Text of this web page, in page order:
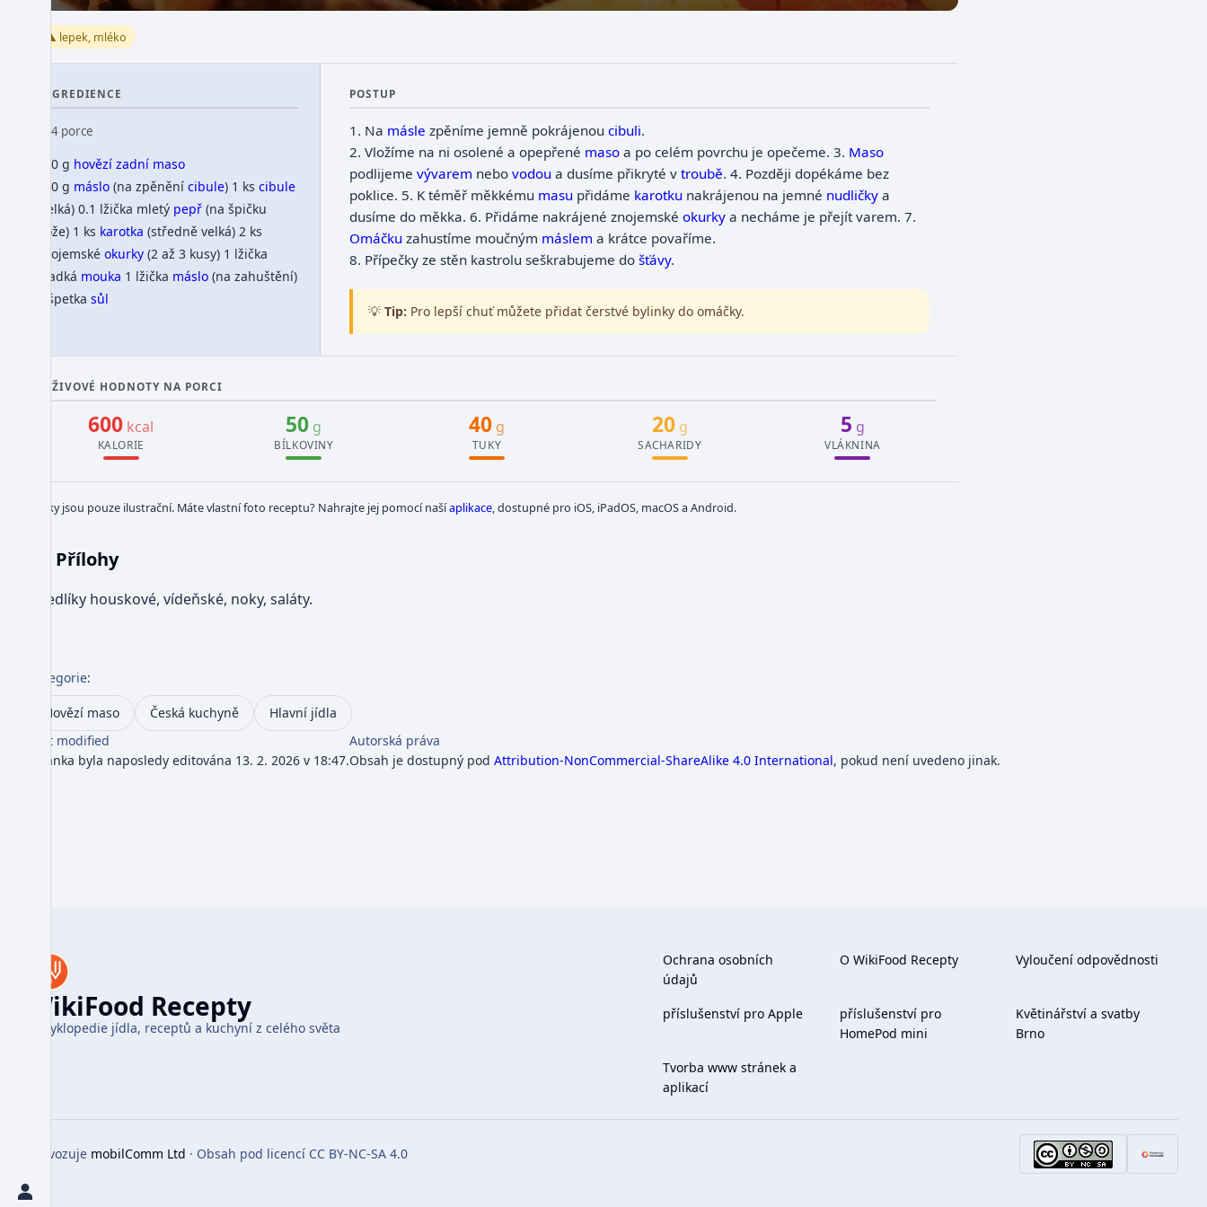
Toggle preferences menu
Toggle personal menu
⚠️ lepek, mléko
INGREDIENCE
👥 4 porce
750 g hovězí zadní maso
100 g máslo(na zpěnění cibule) 1 ks cibule
(velká) 0.1 lžička mletý pepř(na špičku
nože) 1 ks karotka (středně velká) 2 ks
znojemské okurky(2 až 3 kusy) 1 lžička
hladká mouka 1 lžička máslo(na zahuštění)
1 špetka sůl
POSTUP
1. Na másle zpěníme jemně pokrájenou cibuli.
2. Vložíme na ni osolené a opepřené masoa po celém povrchu je opečeme. 3. Maso
podlijeme vývarem nebo vodou a dusíme přikryté v troubě. 4. Později dopékáme bez
poklice. 5. K téměř měkkému masu přidáme karotku nakrájenou na jemné nudličkya
dusíme do měkka. 6. Přidáme nakrájené znojemské okurkya necháme je přejít varem. 7.
Omáčku zahustíme moučným máslem a krátce povaříme.
8. Přípečky ze stěn kastrolu seškrabujeme do šťávy.
💡Tip: Pro lepší chuť můžete přidat čerstvé bylinky do omáčky.
VÝŽIVOVÉ HODNOTY NA PORCI
600 kcal
KALORIE
50 g
BÍLKOVINY
40g
TUKY
20g
SACHARIDY
5 g
VLÁKNINA
Obrázky jsou pouze ilustrační. Máte vlastní foto receptu? Nahrajte jej pomocí našíaplikace, dostupné pro iOS, iPadOS, macOS a Android.
Přílohy
Knedlíky houskové, vídeňské, noky, saláty.
Kategorie:
Hovězí maso Česká kuchyně
Hlavní jídla
Last modified
Stránka byla naposledy editována 13. 2. 2026 v 18:47.
Autorská práva
Obsah je dostupný pod Attribution-NonCommercial-ShareAlike 4.0 International, pokud není uvedeno jinak.
WikiFood Recepty
Encyklopedie jídla, receptů a kuchyní z celého světa
Ochrana osobních
údajů
O WikiFood Recepty Vyloučení odpovědnosti
příslušenství pro Apple
příslušenství pro
HomePod mini
Květinářství a svatby
Brno
Tvorba www stránek a
aplikací
Provozuje mobilComm Ltd · Obsah pod licencí CC BY-NC-SA 4.0